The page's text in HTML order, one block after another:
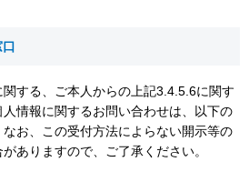
する、ご本人からの上記3.4.5.6に関す
情報に関するお問い合わせは、以下の
お、この受付方法によらない開示等の
ありますので、ご了承ください。